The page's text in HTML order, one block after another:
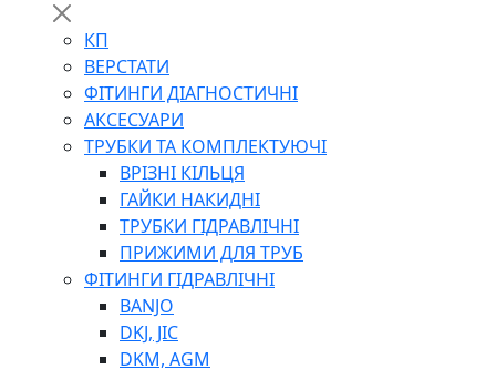
КП
ВЕРСТАТИ
ФІТИНГИ ДІАГНОСТИЧНІ
АКСЕСУАРИ
ТРУБКИ ТА КОМПЛЕКТУЮЧІ
ВРІЗНІ КІЛЬЦЯ
ГАЙКИ НАКИДНІ
ТРУБКИ ГІДРАВЛІЧНІ
ПРИЖИМИ ДЛЯ ТРУБ
ФІТИНГИ ГІДРАВЛІЧНІ
BANJO
DKJ, JIC
DKM, AGM